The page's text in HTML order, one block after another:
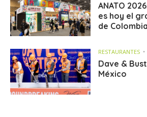
ANATO
es hoy el
de
RESTAURANTES
Dave &
México